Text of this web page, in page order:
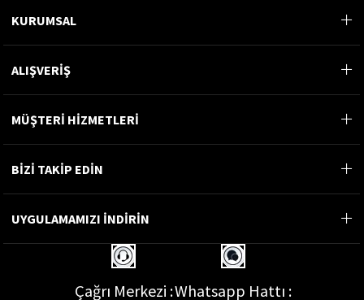
KURUMSAL
ALIŞVERİŞ
MÜŞTERİ HİZMETLERİ
BİZİ TAKİP EDİN
UYGULAMAMIZI İNDİRİN
Çağrı Merkezi :Whatsapp Hattı :